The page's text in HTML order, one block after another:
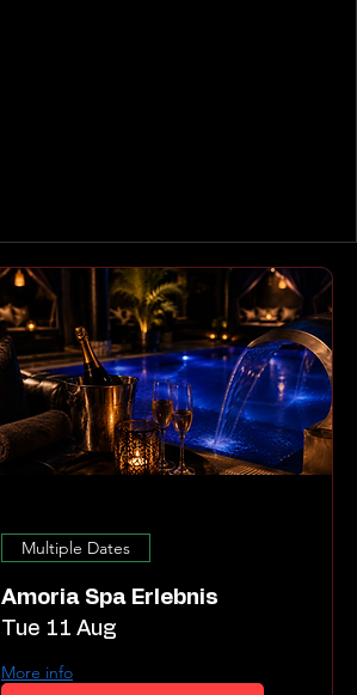
Multiple Dates
Amoria Spa Erlebnis
Tue 11 Aug
More info